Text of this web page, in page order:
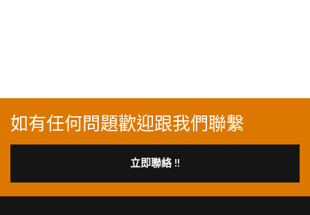
如有任何問題歡迎跟我們聯繫
立即聯絡 !!